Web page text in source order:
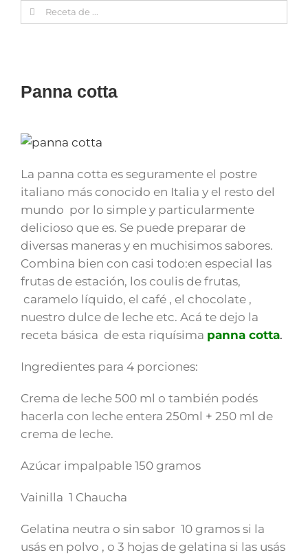
Search
for:
Panna cotta
La panna cotta es seguramente el postre
italiano más conocido en Italia y el resto del
mundo por lo simple y particularmente
delicioso que es. Se puede preparar de
diversas maneras y en muchisimos sabores.
Combina bien con casi todo:en especial las
frutas de estación, los coulis de frutas,
caramelo líquido, el café , el chocolate ,
nuestro dulce de leche etc. Acá te dejo la
receta básica de esta riquísima panna cotta.
Ingredientes para 4 porciones:
Crema de leche 500 ml o también podés
hacerla con leche entera 250ml + 250 ml de
crema de leche.
Azúcar impalpable 150 gramos
Vainilla 1 Chaucha
Gelatina neutra o sin sabor 10 gramos si la
usás en polvo , o 3 hojas de gelatina si las usás